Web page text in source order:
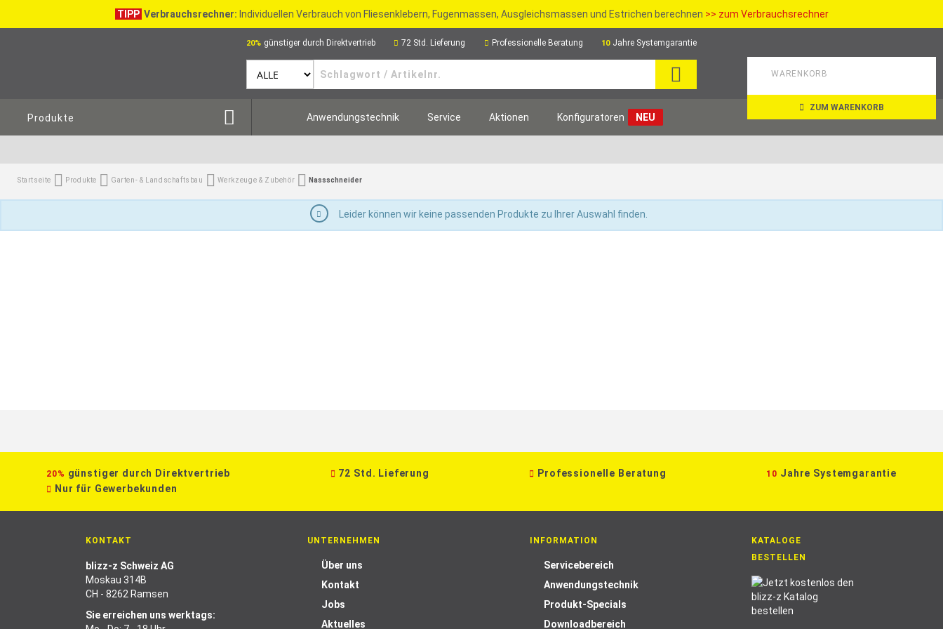
TIPP Verbrauchsrechner: Individuellen Verbrauch von Fliesenklebern, Fugenmassen, Ausgleichsmassen und Estrichen berechnen >> zum Verbrauchsrechner
20% günstiger durch Direktvertrieb 72 Std. Lieferung Professionelle Beratung 10 Jahre Systemgarantie
WARENKORB
ZUM WARENKORB
Produkte Anwendungstechnik Service Aktionen Konfiguratoren NEU
Startseite Produkte Garten- & Landschaftsbau Werkzeuge & Zubehör Nassschneider
Leider können wir keine passenden Produkte zu Ihrer Auswahl finden.
20% günstiger durch Direktvertrieb 72 Std. Lieferung Professionelle Beratung 10 Jahre Systemgarantie
Nur für Gewerbekunden
KONTAKT
blizz-z Schweiz AG
Moskau 314B
CH - 8262 Ramsen
Sie erreichen uns werktags:
UNTERNEHMEN
Über uns
Kontakt
Jobs
Aktuelles
INFORMATION
Servicebereich
Anwendungstechnik
Produkt-Specials
Downloadbereich
KATALOGE
BESTELLEN